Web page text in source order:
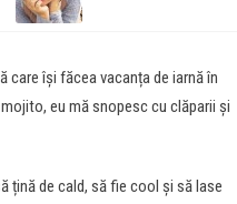
care își făcea vacanța de iarnă în
eu mă snopesc cu clăparii și
țină de cald, să fie cool și să lase